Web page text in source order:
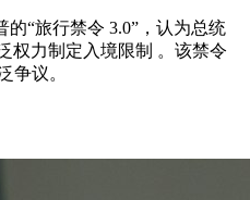
的“旅行禁令 3.0”，认为总统
权力制定入境限制 。该禁令
争议。